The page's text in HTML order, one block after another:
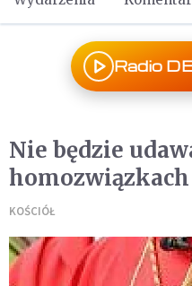
Radio
Nie będzie
homozwiązkach
KOŚCIÓŁ